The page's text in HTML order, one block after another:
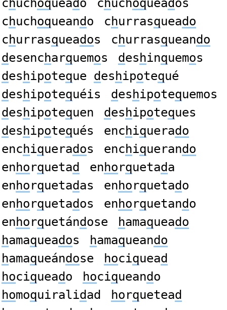
chuchoqueado chuchoqueados
chuchoqueando churrasqueado
churrasqueados churrasqueando
desencharquemos des hinquemos
des hipoteque des hipotequé
des hipotequéis des hipotequemos
des hipotequen des hipoteques
des hipotequés enchiquerado
enchiquerados enchiquerando
enhorquetad enhorquetada
enhorquetadas enhorquetado
enhorquetados enhorquetando
enhorquetándose hamaqueado
hamaqueados hamaqueando
hamaqueándose hociquead
hociqueado hociqueando
homoquiralidad horquetead